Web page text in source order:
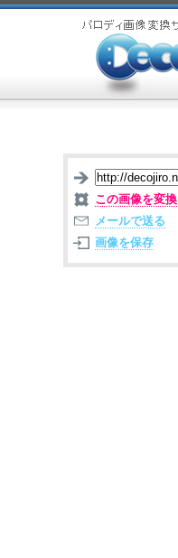
この画像を変換
メールで送る
画像を保存